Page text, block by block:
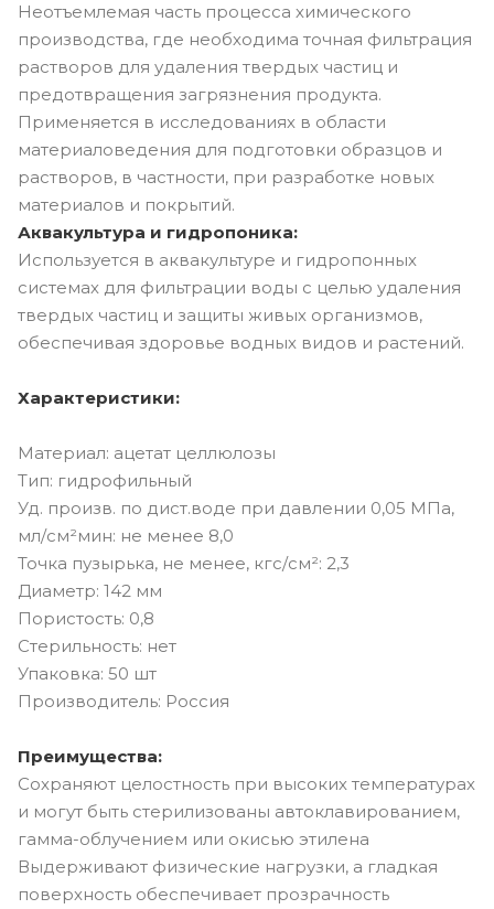
Неотъемлемая часть процесса химического
производства, где необходима точная фильтрация
растворов для удаления твердых частиц и
предотвращения загрязнения продукта.
Применяется в исследованиях в области
материаловедения для подготовки образцов и
растворов, в частности, при разработке новых
материалов и покрытий.
Аквакультура и гидропоника:
Используется в аквакультуре и гидропонных
системах для фильтрации воды с целью удаления
твердых частиц и защиты живых организмов,
обеспечивая здоровье водных видов и растений.
Характеристики:
Материал: ацетат целлюлозы
Тип: гидрофильный
Уд. произв. по дист.воде при давлении 0,05 МПа,
мл/см²мин: не менее 8,0
Точка пузырька, не менее, кгс/см²: 2,3
Диаметр: 142 мм
Пористость: 0,8
Стерильность: нет
Упаковка: 50 шт
Производитель: Россия
Преимущества:
Сохраняют целостность при высоких температурах
и могут быть стерилизованы автоклавированием,
гамма-облучением или окисью этилена
Выдерживают физические нагрузки, а гладкая
поверхность обеспечивает прозрачность